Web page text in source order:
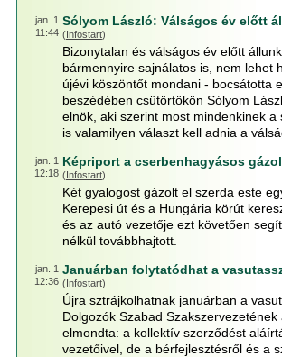
jan. 1
11:44
Sólyom László: Válságos év előtt
(Infostart)
Bizonytalan és válságos év előtt
bármennyire sajnálatos is, nem lehet
újévi köszöntőt mondani - bocsátotta
beszédében csütörtökön Sólyom
elnök, aki szerint most mindenkinek a
is valamilyen választ kell adnia a
jan. 1
12:18
Képriport a cserbenhagyásos
(Infostart)
Két gyalogost gázolt el szerda este
Kerepesi út és a Hungária körút
és az autó vezetője ezt követően
nélkül továbbhajtott.
jan. 1
12:36
Januárban folytatódhat a
(Infostart)
Újra sztrájkolhatnak januárban a
Dolgozók Szabad Szakszervezetének
elmondta: a kollektív szerződést
vezetőivel, de a bérfejlesztésről és a